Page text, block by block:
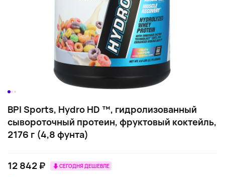
BPI Sports, Hydro HD ™, гидролизованный
сывороточный протеин, фруктовый коктейль,
2176 г (4,8 фунта)
12 842 ₽ СЕГОДНЯ ДЕШЕВЛЕ